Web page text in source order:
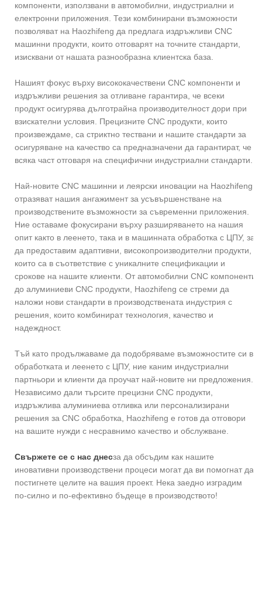
компоненти, използвани в автомобилни, индустриални и
електронни приложения. Тези комбинирани възможности
позволяват на Haozhifeng да предлага издръжливи CNC
машинни продукти, които отговарят на точните стандарти,
изисквани от нашата разнообразна клиентска база.
Нашият фокус върху висококачествени CNC компоненти и
издръжливи решения за отливане гарантира, че всеки
продукт осигурява дълготрайна производителност дори при
взискателни условия. Прецизните CNC продукти, които
произвеждаме, са стриктно тествани и нашите стандарти за
осигуряване на качество са предназначени да гарантират, че
всяка част отговаря на специфични индустриални стандарти.
Най-новите CNC машинни и леярски иновации на Haozhifeng
отразяват нашия ангажимент за усъвършенстване на
производствените възможности за съвременни приложения.
Ние оставаме фокусирани върху разширяването на нашия
опит както в леенето, така и в машинната обработка с ЦПУ, за
да предоставим адаптивни, високопроизводителни продукти,
които са в съответствие с уникалните спецификации и
срокове на нашите клиенти. От автомобилни CNC компоненти
до алуминиеви CNC продукти, Haozhifeng се стреми да
наложи нови стандарти в производствената индустрия с
решения, които комбинират технология, качество и
надеждност.
Тъй като продължаваме да подобряваме възможностите си в
обработката и леенето с ЦПУ, ние каним индустриални
партньори и клиенти да проучат най-новите ни предложения.
Независимо дали търсите прецизни CNC продукти,
издръжлива алуминиева отливка или персонализирани
решения за CNC обработка, Haozhifeng е готов да отговори
на вашите нужди с несравнимо качество и обслужване.
Свържете се с нас днесза да обсъдим как нашите
иновативни производствени процеси могат да ви помогнат да
постигнете целите на вашия проект. Нека заедно изградим
по-силно и по-ефективно бъдеще в производството!